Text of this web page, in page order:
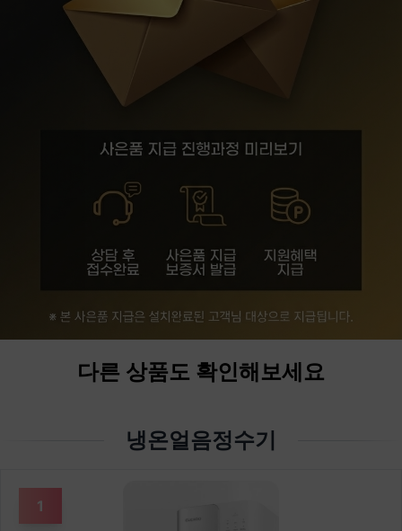
다른 상품도 확인해보세요
냉온얼음정수기
1